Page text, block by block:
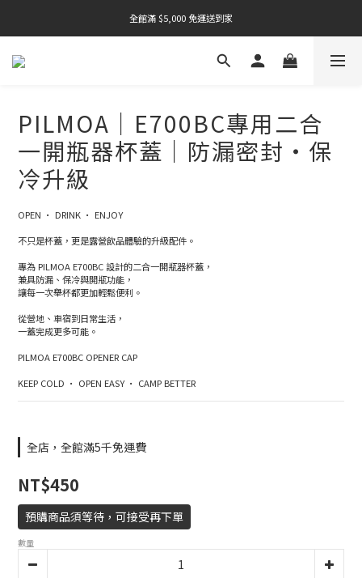
全館滿 $5,000 免運送到家
全館滿 $5,000 免運送到家
全館滿 $5,000 免運送到家
PILMOA｜E700BC專用二合
一開瓶器杯蓋｜防漏密封・保
冷升級
OPEN • DRINK • ENJOY
不只是杯蓋，更是露營飲品體驗的升級配件。
專為 PILMOA E700BC 設計的二合一開瓶器杯蓋，
兼具防漏、保冷與開瓶功能，
讓每一次舉杯都更加輕鬆便利。
從營地、車宿到日常生活，
一蓋完成更多可能。
PILMOA E700BC OPENER CAP
KEEP COLD • OPEN EASY • CAMP BETTER
全店，全館滿5千免運費
NT$450
預購商品須等待，可接受再下單
數量